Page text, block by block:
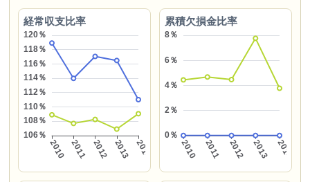
経常収支比率 累積欠損金比率